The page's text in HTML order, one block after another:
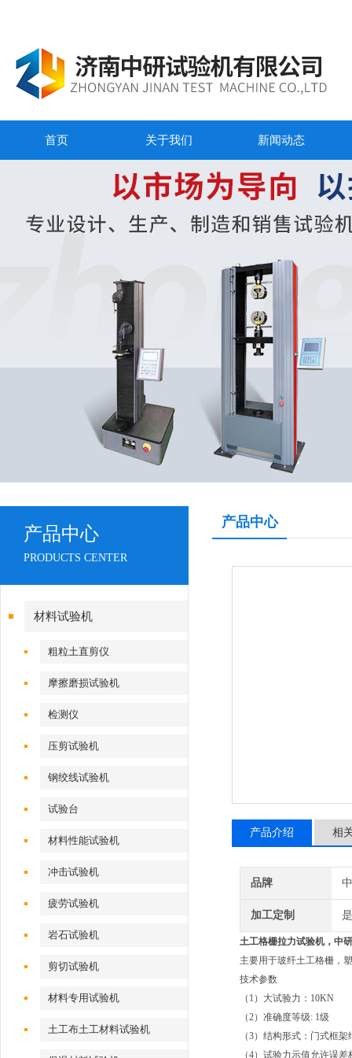
首页 关于我们 新闻动态
产品中心
PRODUCTS CENTER
材料试验机
粗粒土直剪仪
摩擦磨损试验机
检测仪
压剪试验机
钢绞线试验机
试验台
材料性能试验机
冲击试验机
疲劳试验机
岩石试验机
剪切试验机
材料专用试验机
土工布土工材料试验机
产品中心
产品介绍 相
品牌
加工定制 是
土工格栅拉力试验机，中
主要用于玻纤土工格栅，
技术参数
（1）大试验力：10KN
（2）准确度等级: 1级
（3）结构形式：门式框
（4）试验力示值允许误